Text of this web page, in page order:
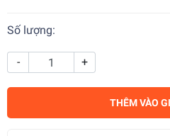
Số lượng:
- +
THÊM VÀO